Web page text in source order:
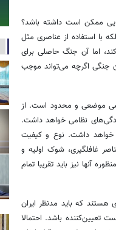
ممکن است داشته باشد؟
شروع کرد که بلکه با استفاده از عناصری مثل
اما آن جنگ حاصلی برای
جنگی اگرچه می‌تواند موجب
موضعی و محدود است. از
نظامی خواهد داشت.
خواهد داشت. نوع و کیفیت
غافلگیری، شوک اولیه و
آنها نیز باید تقریبا تمام
هستند که باید مدنظر ایران
تعیین‌کننده باشد. احتمالا